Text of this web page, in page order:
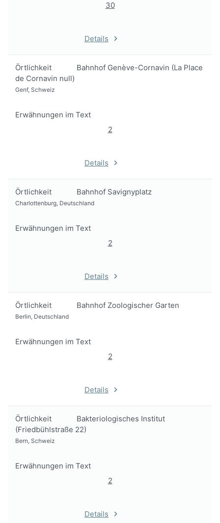
30
Details
Örtlichkeit
Bahnhof Genève-Cornavin (La Place
de Cornavin null)
Genf, Schweiz
Erwähnungen im Text
2
Details
Örtlichkeit Bahnhof Savignyplatz
Charlottenburg, Deutschland
Erwähnungen im Text
2
Details
Örtlichkeit Bahnhof Zoologischer Garten
Berlin, Deutschland
Erwähnungen im Text
2
Details
Örtlichkeit
Bakteriologisches Institut
(Friedbühlstraße 22)
Bern, Schweiz
Erwähnungen im Text
2
Details